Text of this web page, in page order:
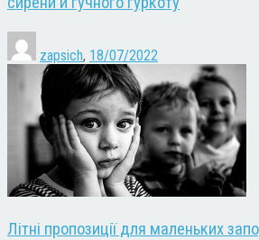
zapsich, 18/07/2022
Літні пропозиції для маленьких